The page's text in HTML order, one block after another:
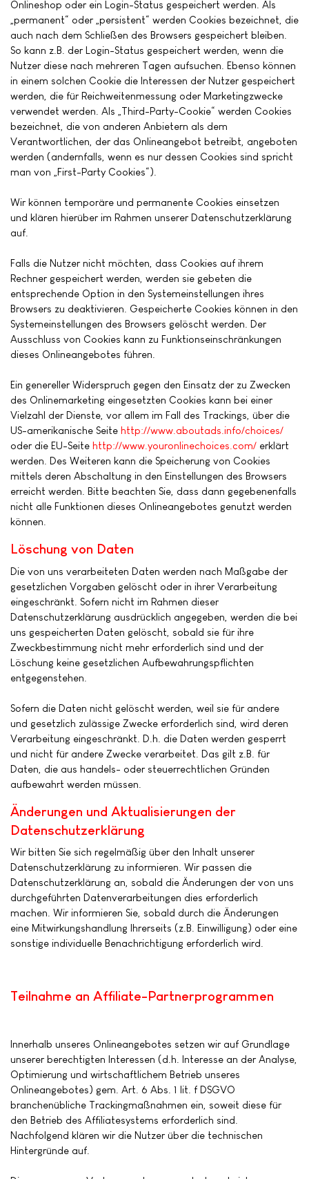
Onlineshop oder ein Login-Status gespeichert werden. Als
„permanent“ oder „persistent“ werden Cookies bezeichnet, die
auch nach dem Schließen des Browsers gespeichert bleiben.
So kann z.B. der Login-Status gespeichert werden, wenn die
Nutzer diese nach mehreren Tagen aufsuchen. Ebenso können
in einem solchen Cookie die Interessen der Nutzer gespeichert
werden, die für Reichweitenmessung oder Marketingzwecke
verwendet werden. Als „Third-Party-Cookie“ werden Cookies
bezeichnet, die von anderen Anbietern als dem
Verantwortlichen, der das Onlineangebot betreibt, angeboten
werden (andernfalls, wenn es nur dessen Cookies sind spricht
man von „First-Party Cookies“).
Wir können temporäre und permanente Cookies einsetzen
und klären hierüber im Rahmen unserer Datenschutzerklärung
auf.
Falls die Nutzer nicht möchten, dass Cookies auf ihrem
Rechner gespeichert werden, werden sie gebeten die
entsprechende Option in den Systemeinstellungen ihres
Browsers zu deaktivieren. Gespeicherte Cookies können in den
Systemeinstellungen des Browsers gelöscht werden. Der
Ausschluss von Cookies kann zu Funktionseinschränkungen
dieses Onlineangebotes führen.
Ein genereller Widerspruch gegen den Einsatz der zu Zwecken
des Onlinemarketing eingesetzten Cookies kann bei einer
Vielzahl der Dienste, vor allem im Fall des Trackings, über die
US-amerikanische Seite http://www.aboutads.info/choices/
oder die EU-Seite http://www.youronlinechoices.com/ erklärt
werden. Des Weiteren kann die Speicherung von Cookies
mittels deren Abschaltung in den Einstellungen des Browsers
erreicht werden. Bitte beachten Sie, dass dann gegebenenfalls
nicht alle Funktionen dieses Onlineangebotes genutzt werden
können.
Löschung von Daten
Die von uns verarbeiteten Daten werden nach Maßgabe der
gesetzlichen Vorgaben gelöscht oder in ihrer Verarbeitung
eingeschränkt. Sofern nicht im Rahmen dieser
Datenschutzerklärung ausdrücklich angegeben, werden die bei
uns gespeicherten Daten gelöscht, sobald sie für ihre
Zweckbestimmung nicht mehr erforderlich sind und der
Löschung keine gesetzlichen Aufbewahrungspflichten
entgegenstehen.
Sofern die Daten nicht gelöscht werden, weil sie für andere
und gesetzlich zulässige Zwecke erforderlich sind, wird deren
Verarbeitung eingeschränkt. D.h. die Daten werden gesperrt
und nicht für andere Zwecke verarbeitet. Das gilt z.B. für
Daten, die aus handels- oder steuerrechtlichen Gründen
aufbewahrt werden müssen.
Änderungen und Aktualisierungen der
Datenschutzerklärung
Wir bitten Sie sich regelmäßig über den Inhalt unserer
Datenschutzerklärung zu informieren. Wir passen die
Datenschutzerklärung an, sobald die Änderungen der von uns
durchgeführten Datenverarbeitungen dies erforderlich
machen. Wir informieren Sie, sobald durch die Änderungen
eine Mitwirkungshandlung Ihrerseits (z.B. Einwilligung) oder eine
sonstige individuelle Benachrichtigung erforderlich wird.
Teilnahme an Affiliate-Partnerprogrammen
Innerhalb unseres Onlineangebotes setzen wir auf Grundlage
unserer berechtigten Interessen (d.h. Interesse an der Analyse,
Optimierung und wirtschaftlichem Betrieb unseres
Onlineangebotes) gem. Art. 6 Abs. 1 lit. f DSGVO
branchenübliche Trackingmaßnahmen ein, soweit diese für
den Betrieb des Affiliatesystems erforderlich sind.
Nachfolgend klären wir die Nutzer über die technischen
Hintergründe auf.